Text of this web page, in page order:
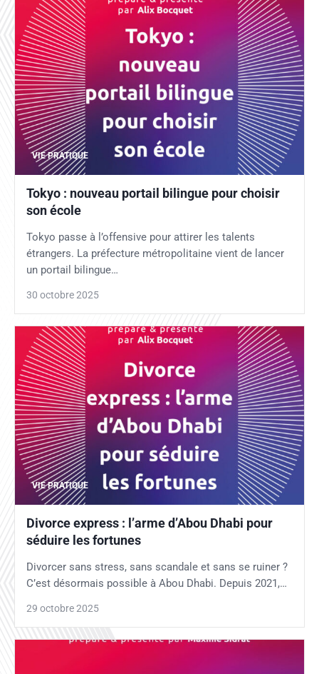
VIE PRATIQUE
Tokyo : nouveau portail bilingue pour choisir
son école
Tokyo passe à l’offensive pour attirer les talents
étrangers. La préfecture métropolitaine vient de lancer
un portail bilingue…
30 octobre 2025
VIE PRATIQUE
Divorce express : l’arme d’Abou Dhabi pour
séduire les fortunes
Divorcer sans stress, sans scandale et sans se ruiner ?
C’est désormais possible à Abou Dhabi. Depuis 2021,…
29 octobre 2025